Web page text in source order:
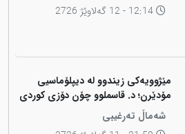
12:14 - 12 گەلاوێژ 2726
مێژوویەکی زیندوو لە دیپلۆماسیی
مۆدێرن؛ د. قاسملوو چۆن دۆزی کوردی
لە شاخەوە گواستەوە بۆ ناوەندە
بڕیاردەرەکانی جیهان؟
شەماڵ تەرغیبی